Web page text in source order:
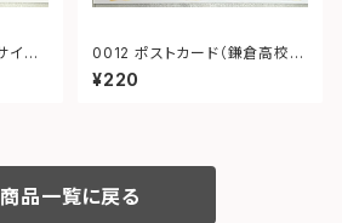
0012 ポストカード（鎌倉高校前
夕景）
¥220
商品一覧に戻る